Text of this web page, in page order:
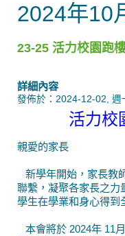
2024年10
23-25 活力校園跑
詳細內容
發佈於：2024-12-02, 週
活力校
親愛的家長
新學年開始，家長教
聯繫，凝聚各家長之力
學生在學業和身心得到
本會將於 2024年 11